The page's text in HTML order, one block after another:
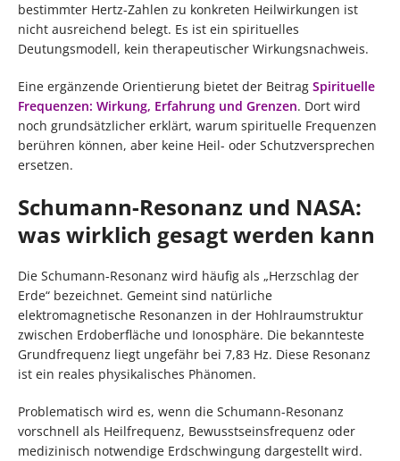
bestimmter Hertz-Zahlen zu konkreten Heilwirkungen ist
nicht ausreichend belegt. Es ist ein spirituelles
Deutungsmodell, kein therapeutischer Wirkungsnachweis.
Eine ergänzende Orientierung bietet der Beitrag Spirituelle
Frequenzen: Wirkung, Erfahrung und Grenzen. Dort wird
noch grundsätzlicher erklärt, warum spirituelle Frequenzen
berühren können, aber keine Heil- oder Schutzversprechen
ersetzen.
Schumann-Resonanz und NASA:
was wirklich gesagt werden kann
Die Schumann-Resonanz wird häufig als „Herzschlag der
Erde“ bezeichnet. Gemeint sind natürliche
elektromagnetische Resonanzen in der Hohlraumstruktur
zwischen Erdoberfläche und Ionosphäre. Die bekannteste
Grundfrequenz liegt ungefähr bei 7,83 Hz. Diese Resonanz
ist ein reales physikalisches Phänomen.
Problematisch wird es, wenn die Schumann-Resonanz
vorschnell als Heilfrequenz, Bewusstseinsfrequenz oder
medizinisch notwendige Erdschwingung dargestellt wird.